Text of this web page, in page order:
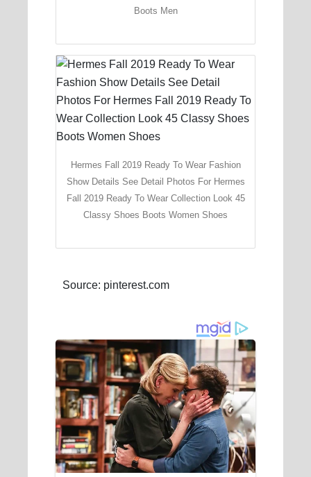
Boots Men
Hermes Fall 2019 Ready To Wear Fashion
Show Details See Detail Photos For Hermes
Fall 2019 Ready To Wear Collection Look 45
Classy Shoes Boots Women Shoes
Source: pinterest.com